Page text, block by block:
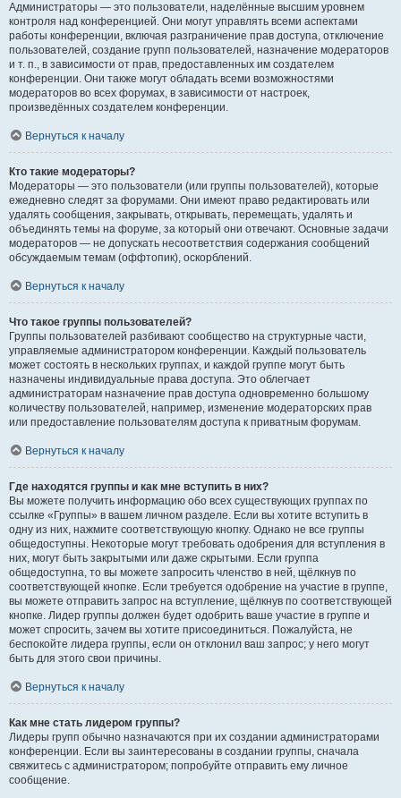
Администраторы — это пользователи, наделённые высшим уровнем
контроля над конференцией. Они могут управлять всеми аспектами
работы конференции, включая разграничение прав доступа, отключение
пользователей, создание групп пользователей, назначение модераторов
и т. п., в зависимости от прав, предоставленных им создателем
конференции. Они также могут обладать всеми возможностями
модераторов во всех форумах, в зависимости от настроек,
произведённых создателем конференции.
Вернуться к началу
Кто такие модераторы?
Модераторы — это пользователи (или группы пользователей), которые
ежедневно следят за форумами. Они имеют право редактировать или
удалять сообщения, закрывать, открывать, перемещать, удалять и
объединять темы на форуме, за который они отвечают. Основные задачи
модераторов — не допускать несоответствия содержания сообщений
обсуждаемым темам (оффтопик), оскорблений.
Вернуться к началу
Что такое группы пользователей?
Группы пользователей разбивают сообщество на структурные части,
управляемые администратором конференции. Каждый пользователь
может состоять в нескольких группах, и каждой группе могут быть
назначены индивидуальные права доступа. Это облегчает
администраторам назначение прав доступа одновременно большому
количеству пользователей, например, изменение модераторских прав
или предоставление пользователям доступа к приватным форумам.
Вернуться к началу
Где находятся группы и как мне вступить в них?
Вы можете получить информацию обо всех существующих группах по
ссылке «Группы» в вашем личном разделе. Если вы хотите вступить в
одну из них, нажмите соответствующую кнопку. Однако не все группы
общедоступны. Некоторые могут требовать одобрения для вступления в
них, могут быть закрытыми или даже скрытыми. Если группа
общедоступна, то вы можете запросить членство в ней, щёлкнув по
соответствующей кнопке. Если требуется одобрение на участие в группе,
вы можете отправить запрос на вступление, щёлкнув по соответствующей
кнопке. Лидер группы должен будет одобрить ваше участие в группе и
может спросить, зачем вы хотите присоединиться. Пожалуйста, не
беспокойте лидера группы, если он отклонил ваш запрос; у него могут
быть для этого свои причины.
Вернуться к началу
Как мне стать лидером группы?
Лидеры групп обычно назначаются при их создании администраторами
конференции. Если вы заинтересованы в создании группы, сначала
свяжитесь с администратором; попробуйте отправить ему личное
сообщение.